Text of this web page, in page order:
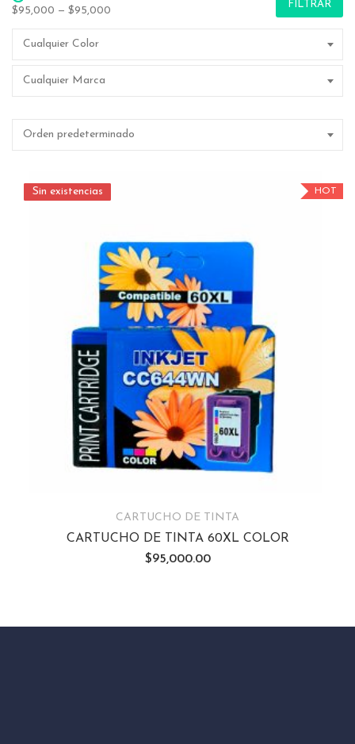
$95,000 — $95,000
FILTRAR
Cualquier Color
Cualquier Marca
Orden predeterminado
HOT
Sin existencias
Sin existencias
CARTUCHO DE TINTA
CARTUCHO DE TINTA 60XL COLOR
$95,000.00